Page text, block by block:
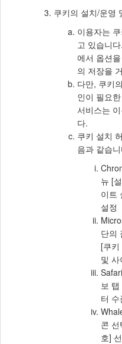
쿠키의 설치/운영
이용자는
고 있습니
에서 옵션
의 저장을
다만, 쿠키
인이 필요
서비스는
다.
쿠키 설치
음과 같습
뉴 [
이트
설정
단의
[쿠
및
보
터 수
콘
호]